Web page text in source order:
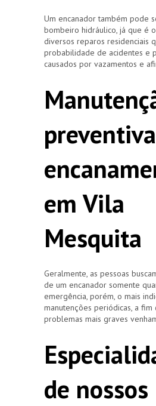
Um encanador também pode
bombeiro hidráulico, já que é
diversos reparos residenciais
probabilidade de acidentes e
causados por vazamentos e
em Vila
Mesquita
Geralmente, as pessoas
de um encanador somente
emergência, porém, o mais
manutenções periódicas, a
problemas mais graves
de nossos